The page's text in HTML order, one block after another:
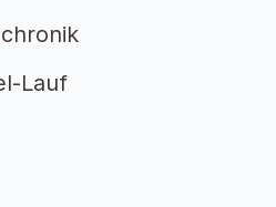
Lauf